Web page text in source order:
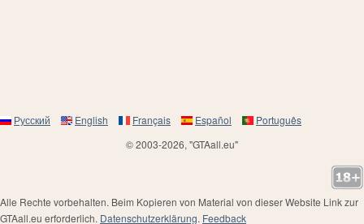
Русский English Français Español
Português
© 2003-2026, "GTAall.eu"
Alle Rechte vorbehalten. Beim Kopieren von Material von dieser Website Link zur
GTAall.eu erforderlich. Datenschutzerklärung. Feedback